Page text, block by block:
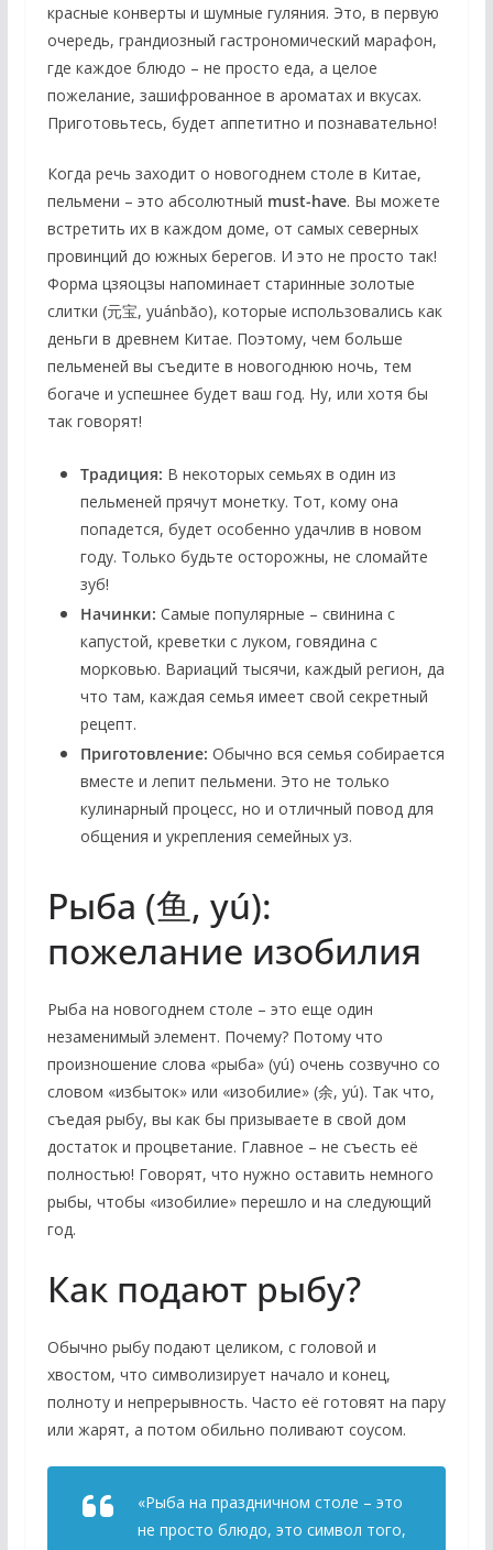
красные конверты и шумные гуляния. Это, в первую
очередь, грандиозный гастрономический марафон,
где каждое блюдо – не просто еда, а целое
пожелание, зашифрованное в ароматах и вкусах.
Приготовьтесь, будет аппетитно и познавательно!
Когда речь заходит о новогоднем столе в Китае,
пельмени – это абсолютный must-have. Вы можете
встретить их в каждом доме, от самых северных
провинций до южных берегов. И это не просто так!
Форма цзяоцзы напоминает старинные золотые
слитки (元宝, yuánbǎo), которые использовались как
деньги в древнем Китае. Поэтому, чем больше
пельменей вы съедите в новогоднюю ночь, тем
богаче и успешнее будет ваш год. Ну, или хотя бы
так говорят!
Традиция: В некоторых семьях в один из
пельменей прячут монетку. Тот, кому она
попадется, будет особенно удачлив в новом
году. Только будьте осторожны, не сломайте
зуб!
Начинки: Самые популярные – свинина с
капустой, креветки с луком, говядина с
морковью. Вариаций тысячи, каждый регион, да
что там, каждая семья имеет свой секретный
рецепт.
Приготовление: Обычно вся семья собирается
вместе и лепит пельмени. Это не только
кулинарный процесс, но и отличный повод для
общения и укрепления семейных уз.
Рыба (鱼, yú):
пожелание изобилия
Рыба на новогоднем столе – это еще один
незаменимый элемент. Почему? Потому что
произношение слова «рыба» (yú) очень созвучно со
словом «избыток» или «изобилие» (余, yú). Так что,
съедая рыбу, вы как бы призываете в свой дом
достаток и процветание. Главное – не съесть её
полностью! Говорят, что нужно оставить немного
рыбы, чтобы «изобилие» перешло и на следующий
год.
Как подают рыбу?
Обычно рыбу подают целиком, с головой и
хвостом, что символизирует начало и конец,
полноту и непрерывность. Часто её готовят на пару
или жарят, а потом обильно поливают соусом.
«Рыба на праздничном столе – это
не просто блюдо, это символ того,